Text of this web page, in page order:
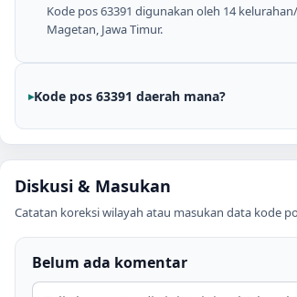
Kode pos 63391 digunakan oleh 14
Magetan, Jawa Timur.
Kode pos 63391 daerah mana?
Diskusi & Masukan
Catatan koreksi wilayah atau masukan data kode
Belum ada komentar